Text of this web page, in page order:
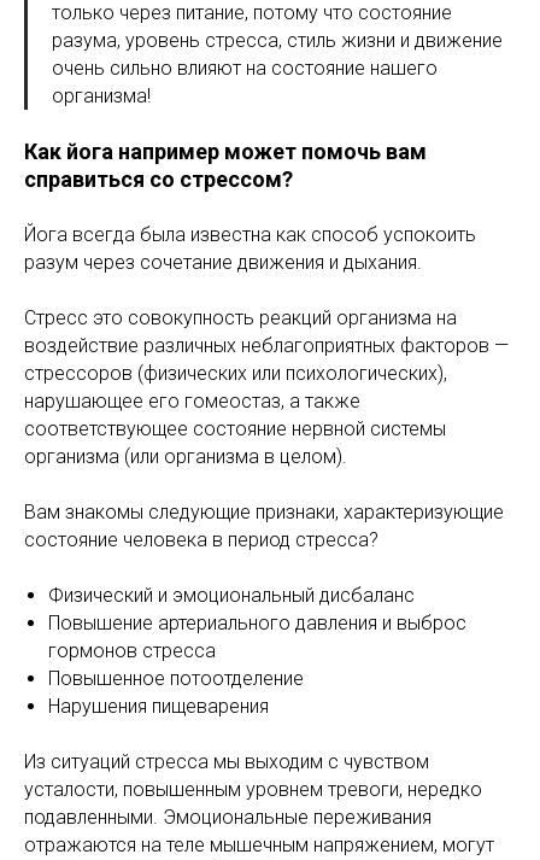
только через питание, потому что состояние
разума, уровень стресса, стиль жизни и движение
очень сильно влияют на состояние нашего
организма!
Как йога например может помочь вам
справиться со стрессом?
Йога всегда была известна как способ успокоить
разум через сочетание движения и дыхания.
Стресс это совокупность реакций организма на
воздействие различных неблагоприятных факторов —
стрессоров (физических или психологических),
нарушающее его гомеостаз, а также
соответствующее состояние нервной системы
организма (или организма в целом).
Вам знакомы следующие признаки, характеризующие
состояние человека в период стресса?
Физический и эмоциональный дисбаланс
Повышение артериального давления и выброс
гормонов стресса
Повышенное потоотделение
Нарушения пищеварения
Из ситуаций стресса мы выходим с чувством
усталости, повышенным уровнем тревоги, нередко
подавленными. Эмоциональные переживания
отражаются на теле мышечным напряжением, могут